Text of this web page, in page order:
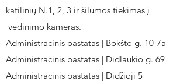
katilinių N.1, 2, 3 ir šilumos tiekimas į
vėdinimo kameras.
Administracinis pastatas | Bokšto g. 10-7a
Administracinis pastatas | Didlaukio g. 69
Administracinis pastatas | Didžioji 5